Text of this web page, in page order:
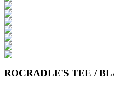
ROCRADLE'S TEE /